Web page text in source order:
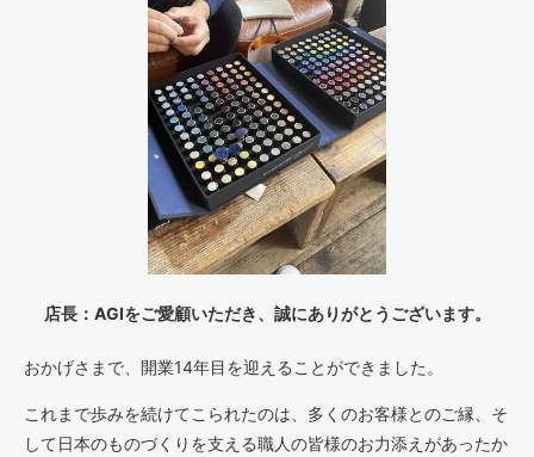
店長：AGIをご愛顧いただき、誠にありがとうございます。
おかげさまで、開業14年目を迎えることができました。
これまで歩みを続けてこられたのは、多くのお客様とのご縁、そ
して日本のものづくりを支える職人の皆様のお力添えがあったか